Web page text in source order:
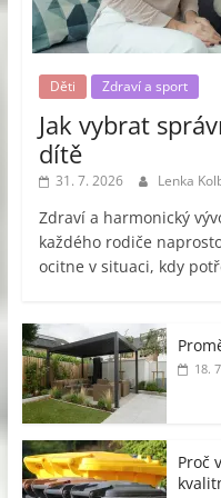
Děti Zdraví a sport
Jak vybrat
dítě
31. 7. 2026 Lenka
Zdraví a harmonický
každého rodiče
ocitne v situaci, kdy
18.
Proč